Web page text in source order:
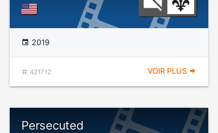
2019
421712 VOIR PLUS
Persecuted